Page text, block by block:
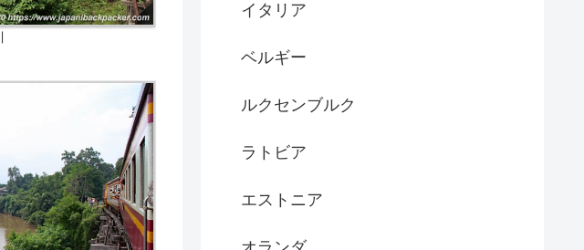
イタリア
ベルギー
ルクセンブルク
ラトビア
エストニア